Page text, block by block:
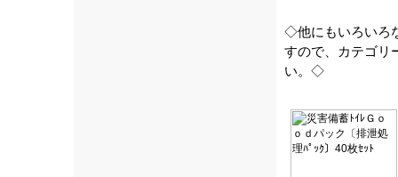
◇他にもいろいろ
すので、カテゴリ
い。◇